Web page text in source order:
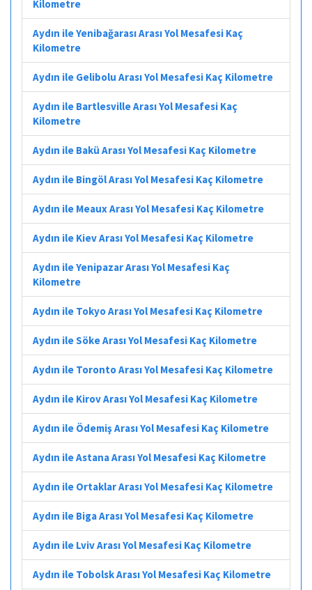
Kilometre
Aydın ile Yenibağarası Arası Yol Mesafesi Kaç
Kilometre
Aydın ile Gelibolu Arası Yol Mesafesi Kaç Kilometre
Aydın ile Bartlesville Arası Yol Mesafesi Kaç
Kilometre
Aydın ile Bakü Arası Yol Mesafesi Kaç Kilometre
Aydın ile Bingöl Arası Yol Mesafesi Kaç Kilometre
Aydın ile Meaux Arası Yol Mesafesi Kaç Kilometre
Aydın ile Kiev Arası Yol Mesafesi Kaç Kilometre
Aydın ile Yenipazar Arası Yol Mesafesi Kaç
Kilometre
Aydın ile Tokyo Arası Yol Mesafesi Kaç Kilometre
Aydın ile Söke Arası Yol Mesafesi Kaç Kilometre
Aydın ile Toronto Arası Yol Mesafesi Kaç Kilometre
Aydın ile Kirov Arası Yol Mesafesi Kaç Kilometre
Aydın ile Ödemiş Arası Yol Mesafesi Kaç Kilometre
Aydın ile Astana Arası Yol Mesafesi Kaç Kilometre
Aydın ile Ortaklar Arası Yol Mesafesi Kaç Kilometre
Aydın ile Biga Arası Yol Mesafesi Kaç Kilometre
Aydın ile Lviv Arası Yol Mesafesi Kaç Kilometre
Aydın ile Tobolsk Arası Yol Mesafesi Kaç Kilometre